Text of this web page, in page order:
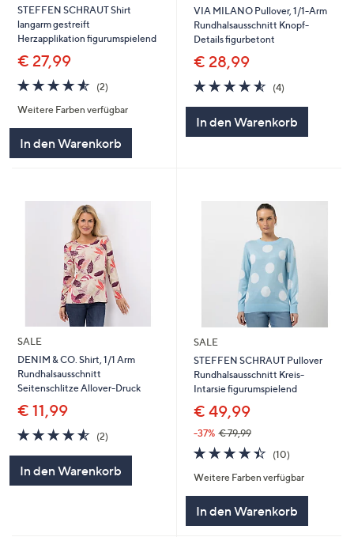
STEFFEN SCHRAUT Shirt
langarm gestreift
Herzapplikation figurumspielend
€ 27,99
4.5
von
5
(2)
Weitere Farben verfügbar
In den Warenkorb
VIA MILANO Pullover, 1/1-Arm
Rundhalsausschnitt Knopf-
Details figurbetont
€ 28,99
4.5
von
5
(4)
In den Warenkorb
SALE
DENIM & CO. Shirt, 1/1 Arm
Rundhalsausschnitt
Seitenschlitze Allover-Druck
€ 11,99
4.5
von
(2)
In den Warenkorb
SALE
STEFFEN SCHRAUT Pullover
Rundhalsausschnitt Kreis-
Intarsie figurumspielend
€ 49,99
-37% € 79,99
4.4
von
5
(10)
Weitere Farben verfügbar
In den Warenkorb